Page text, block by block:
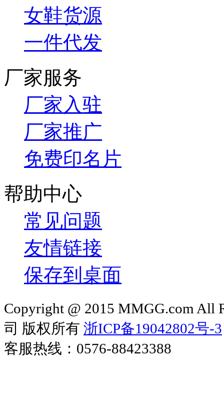
女鞋货源
一件代发
厂家服务
厂家入驻
厂家推广
免费印名片
帮助中心
常见问题
友情链接
保存到桌面
Copyright @ 2015 MMGG.com All
司 版权所有 浙ICP备19042802号-3
客服热线：0576-88423388